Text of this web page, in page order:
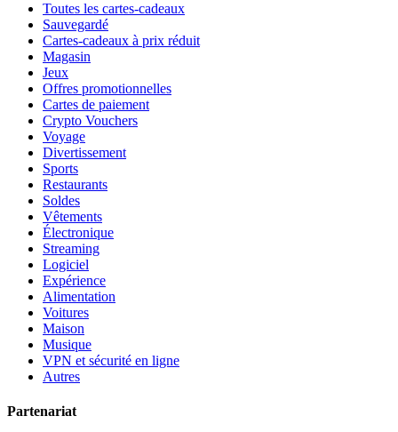
Toutes les cartes-cadeaux
Sauvegardé
Cartes-cadeaux à prix réduit
Magasin
Jeux
Offres promotionnelles
Cartes de paiement
Crypto Vouchers
Voyage
Divertissement
Sports
Restaurants
Soldes
Vêtements
Électronique
Streaming
Logiciel
Expérience
Alimentation
Voitures
Maison
Musique
VPN et sécurité en ligne
Autres
Partenariat